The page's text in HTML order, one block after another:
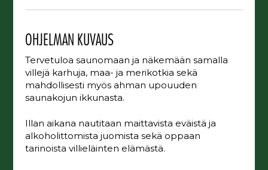
OHJELMAN KUVAUS
Tervetuloa saunomaan ja näkemään samalla
villejä karhuja, maa- ja merikotkia sekä
mahdollisesti myös ahman upouuden
saunakojun ikkunasta.
Illan aikana nautitaan maittavista eväistä ja
alkoholittomista juomista sekä oppaan
tarinoista villieläinten elämästä.